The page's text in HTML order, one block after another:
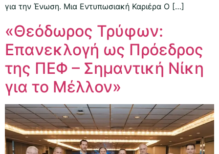
για την Ένωση. Μια Εντυπωσιακή Καριέρα Ο […]
«Θεόδωρος Τρύφων:
Επανεκλογή ως Πρόεδρος
της ΠΕΦ – Σημαντική Νίκη
για το Μέλλον»